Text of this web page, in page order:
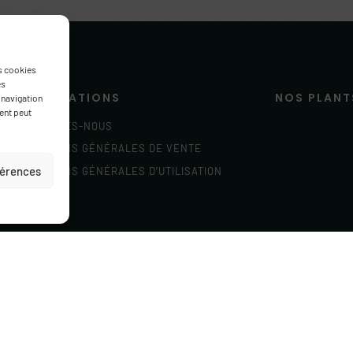
cookies
peut
INFORMATIONS
CONDITIONS GÉNÉRALES DE VENTE